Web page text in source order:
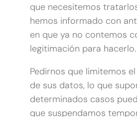
que necesitemos
hemos informado con
en que ya no contemos
legitimación para hacerlo.
Pedirnos que limitemos
de sus datos, lo que
determinados casos
que suspendamos